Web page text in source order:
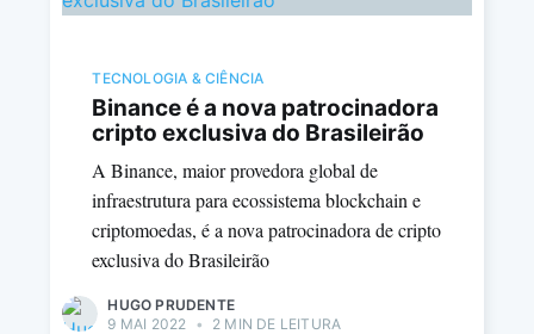
TECNOLOGIA & CIÊNCIA
Binance é a nova patrocinadora
cripto exclusiva do Brasileirão
A Binance, maior provedora global de
infraestrutura para ecossistema blockchain e
criptomoedas, é a nova patrocinadora de cripto
exclusiva do Brasileirão
HUGO PRUDENTE
9 MAI 2022
• 2 MIN DE LEITURA